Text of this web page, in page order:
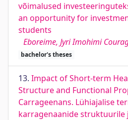
võimalused
an opportunity for
students
Eboreime, Jyri Imohimi
bachelor's theses
13. Impact of Short-term
Structure and Functional
Carrageenans. Lühiajalise
karragenaanide struktuurile